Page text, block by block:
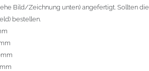
finden Sie unter
Auswahlfeld
Topseller)
Bild/Zeichnung unten) angefertigt. Sollten die
bestellen.